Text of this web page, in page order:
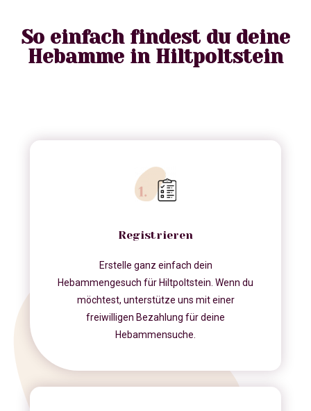
So einfach findest du deine
Hebamme in Hiltpoltstein
Registrieren
Erstelle ganz einfach dein
Hebammengesuch für Hiltpoltstein. Wenn du
möchtest, unterstütze uns mit einer
freiwilligen Bezahlung für deine
Hebammensuche.